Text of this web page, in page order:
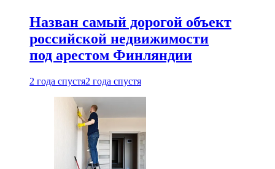
Назван самый дорогой объект
российской недвижимости
под арестом Финляндии
2 года спустя2 года спустя